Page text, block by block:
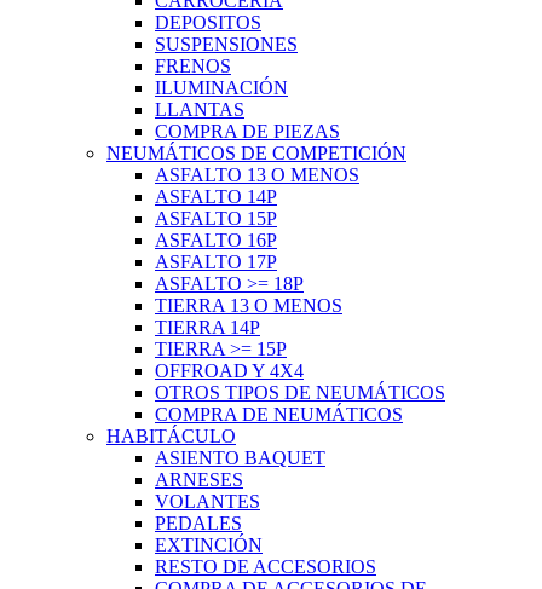
DEPOSITOS
SUSPENSIONES
FRENOS
ILUMINACIÓN
LLANTAS
COMPRA DE PIEZAS
NEUMÁTICOS DE COMPETICIÓN
ASFALTO 13 O MENOS
ASFALTO 14P
ASFALTO 15P
ASFALTO 16P
ASFALTO 17P
ASFALTO >= 18P
TIERRA 13 O MENOS
TIERRA 14P
TIERRA >= 15P
OFFROAD Y 4X4
OTROS TIPOS DE NEUMÁTICOS
COMPRA DE NEUMÁTICOS
HABITÁCULO
ASIENTO BAQUET
ARNESES
VOLANTES
PEDALES
EXTINCIÓN
RESTO DE ACCESORIOS